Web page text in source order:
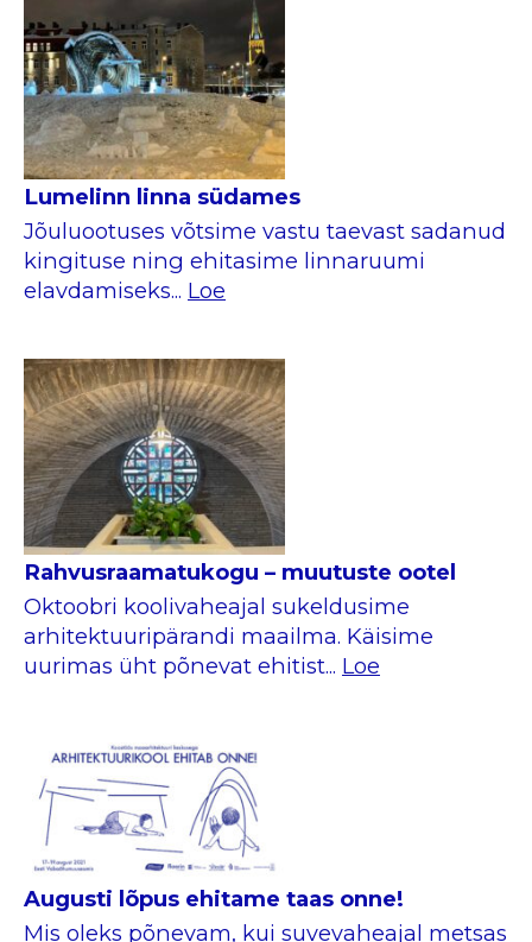
Lumelinn linna südames
Jõuluootuses võtsime vastu taevast sadanud
kingituse ning ehitasime linnaruumi
elavdamiseks... Loe
Rahvusraamatukogu – muutuste ootel
Oktoobri koolivaheajal sukeldusime
arhitektuuripärandi maailma. Käisime
uurimas üht põnevat ehitist... Loe
Augusti lõpus ehitame taas onne!
Mis oleks põnevam, kui suvevaheajal metsas